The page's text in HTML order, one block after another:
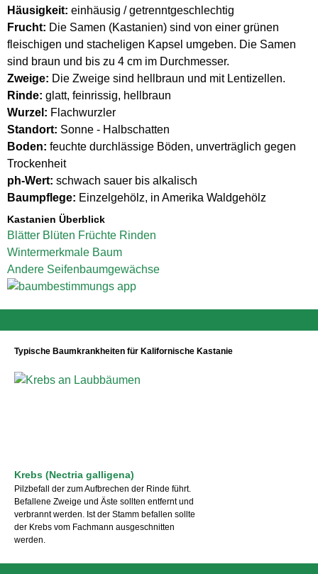
Häusigkeit: einhäusig / getrenntgeschlechtig
Frucht: Die Samen (Kastanien) sind von einer grünen
fleischigen und stacheligen Kapsel umgeben. Die Samen
sind braun und bis zu 4 cm im Durchmesser.
Zweige: Die Zweige sind hellbraun und mit Lentizellen.
Rinde: glatt, feinrissig, hellbraun
Wurzel: Flachwurzler
Standort: Sonne - Halbschatten
Boden: feuchte durchlässige Böden, unverträglich gegen
Trockenheit
ph-Wert: schwach sauer bis alkalisch
Baumpflege: Einzelgehölz, in Amerika Waldgehölz
Kastanien Überblick
Blätter Blüten Früchte Rinden
Wintermerkmale Baum
Andere Seifenbaumgewächse
Typische Baumkrankheiten für Kalifornische Kastanie
Krebs (Nectria galligena)
Pilzbefall der zum Aufbrechen der Rinde führt.
Befallene Zweige und Äste sollten entfernt und
verbrannt werden. Ist der Stamm befallen sollte
der Krebs vom Fachmann ausgeschnitten
werden.